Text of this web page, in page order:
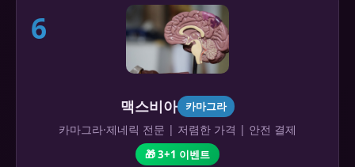
6
맥스비아 카마그라
카마그라·제네릭 전문 | 저렴한 가격 | 안전 결제
🎁 3+1 이벤트